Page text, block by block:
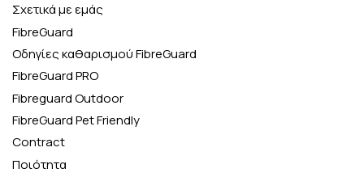
Σχετικά με εμάς
FibreGuard
Οδηγίες καθαρισμού FibreGuard
FibreGuard PRO
Fibreguard Outdoor
FibreGuard Pet Friendly
Contract
Ποιότητα